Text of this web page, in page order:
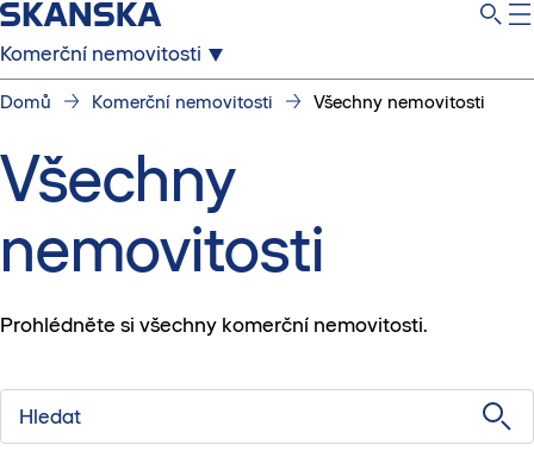
Komerční nemovitosti
Domů Komerční nemovitosti Všechny nemovitosti
Všechny
nemovitosti
Prohlédněte si všechny komerční nemovitosti.
Hledat